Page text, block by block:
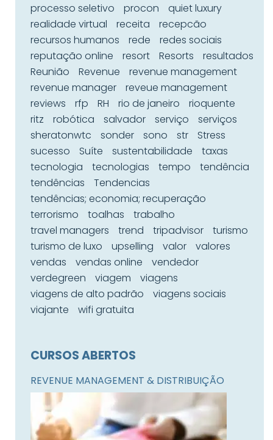
processo seletivo
procon
quiet luxury
realidade virtual
receita
recepcão
recursos humanos
rede
redes sociais
reputação online
resort Resorts
resultados
Reunião
Revenue
revenue management
revenue manager
reveue management
reviews
rfp RH rio de janeiro
rioquente
ritz
robótica salvador serviço
serviços
sheratonwtc
sonder sono str
Stress
sucesso
Suíte sustentabilidade
taxas
tecnologia
tecnologias tempo
tendência
tendências
Tendencias
tendências; economia; recuperação
terrorismo
toalhas
trabalho
travel managers
trend tripadvisor
turismo
turismo de luxo
upselling valor
valores
vendas
vendas online
vendedor
verdegreen
viagem
viagens
viagens de alto padrão
viagens sociais
viajante
wifi gratuita
CURSOS ABERTOS
REVENUE MANAGEMENT & DISTRIBUIÇÃO